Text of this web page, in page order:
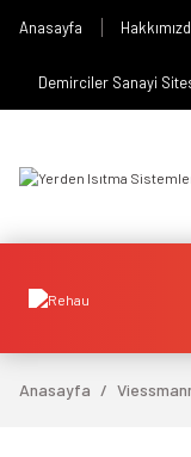
Anasayfa
Demirciler Sanayi
Anasayfa